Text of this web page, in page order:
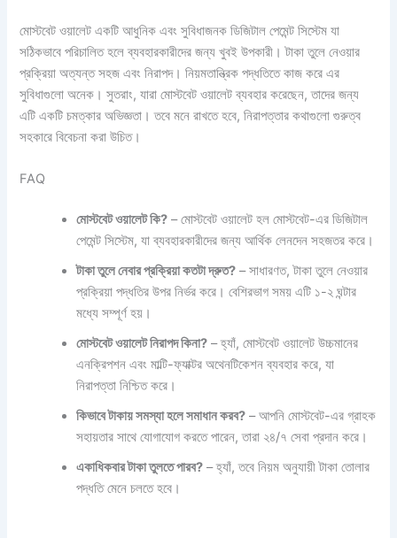
মোস্টবেট ওয়ালেট একটি আধুনিক এবং সুবিধাজনক ডিজিটাল পেমেন্ট সিস্টেম যা
সঠিকভাবে পরিচালিত হলে ব্যবহারকারীদের জন্য খুবই উপকারী। টাকা তুলে নেওয়ার
প্রক্রিয়া অত্যন্ত সহজ এবং নিরাপদ। নিয়মতান্ত্রিক পদ্ধতিতে কাজ করে এর
সুবিধাগুলো অনেক। সুতরাং, যারা মোস্টবেট ওয়ালেট ব্যবহার করেছেন, তাদের জন্য
এটি একটি চমত্কার অভিজ্ঞতা। তবে মনে রাখতে হবে, নিরাপত্তার কথাগুলো গুরুত্ব
সহকারে বিবেচনা করা উচিত।
FAQ
মোস্টবেট ওয়ালেট কি? – মোস্টবেট ওয়ালেট হল মোস্টবেট-এর ডিজিটাল
পেমেন্ট সিস্টেম, যা ব্যবহারকারীদের জন্য আর্থিক লেনদেন সহজতর করে।
টাকা তুলে নেবার প্রক্রিয়া কতটা দ্রুত? – সাধারণত, টাকা তুলে নেওয়ার
প্রক্রিয়া পদ্ধতির উপর নির্ভর করে। বেশিরভাগ সময় এটি ১-২ ঘন্টার
মধ্যে সম্পূর্ণ হয়।
মোস্টবেট ওয়ালেট নিরাপদ কিনা? – হ্যাঁ, মোস্টবেট ওয়ালেট উচ্চমানের
এনক্রিপশন এবং মাল্টি-ফ্যাক্টর অথেনটিকেশন ব্যবহার করে, যা
নিরাপত্তা নিশ্চিত করে।
কিভাবে টাকায় সমস্যা হলে সমাধান করব? – আপনি মোস্টবেট-এর গ্রাহক
সহায়তার সাথে যোগাযোগ করতে পারেন, তারা ২৪/৭ সেবা প্রদান করে।
একাধিকবার টাকা তুলতে পারব? – হ্যাঁ, তবে নিয়ম অনুযায়ী টাকা তোলার
পদ্ধতি মেনে চলতে হবে।